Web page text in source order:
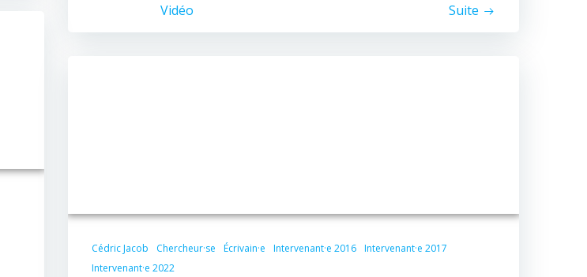
Vidéo Suite
Cédric Jacob Chercheur·se Écrivain·e Intervenant·e 2016 Intervenant·e 2017
Intervenant·e 2022